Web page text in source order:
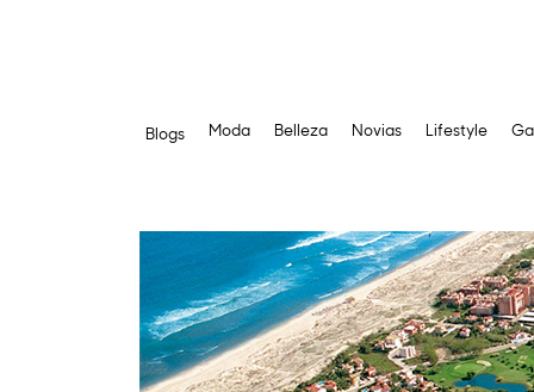
Blogs Moda Belleza Novias Lifestyle